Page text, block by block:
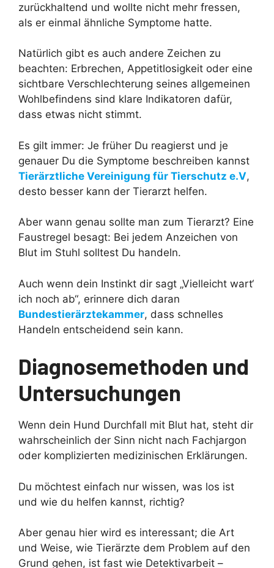
zurückhaltend und wollte nicht mehr fressen,
als er einmal ähnliche Symptome hatte.
Natürlich gibt es auch andere Zeichen zu
beachten: Erbrechen, Appetitlosigkeit oder eine
sichtbare Verschlechterung seines allgemeinen
Wohlbefindens sind klare Indikatoren dafür,
dass etwas nicht stimmt.
Es gilt immer: Je früher Du reagierst und je
genauer Du die Symptome beschreiben kannst
Tierärztliche Vereinigung für Tierschutz e.V,
desto besser kann der Tierarzt helfen.
Aber wann genau sollte man zum Tierarzt? Eine
Faustregel besagt: Bei jedem Anzeichen von
Blut im Stuhl solltest Du handeln.
Auch wenn dein Instinkt dir sagt „Vielleicht wart‘
ich noch ab“, erinnere dich daran
Bundestierärztekammer, dass schnelles
Handeln entscheidend sein kann.
Diagnosemethoden und
Untersuchungen
Wenn dein Hund Durchfall mit Blut hat, steht dir
wahrscheinlich der Sinn nicht nach Fachjargon
oder komplizierten medizinischen Erklärungen.
Du möchtest einfach nur wissen, was los ist
und wie du helfen kannst, richtig?
Aber genau hier wird es interessant; die Art
und Weise, wie Tierärzte dem Problem auf den
Grund gehen, ist fast wie Detektivarbeit –